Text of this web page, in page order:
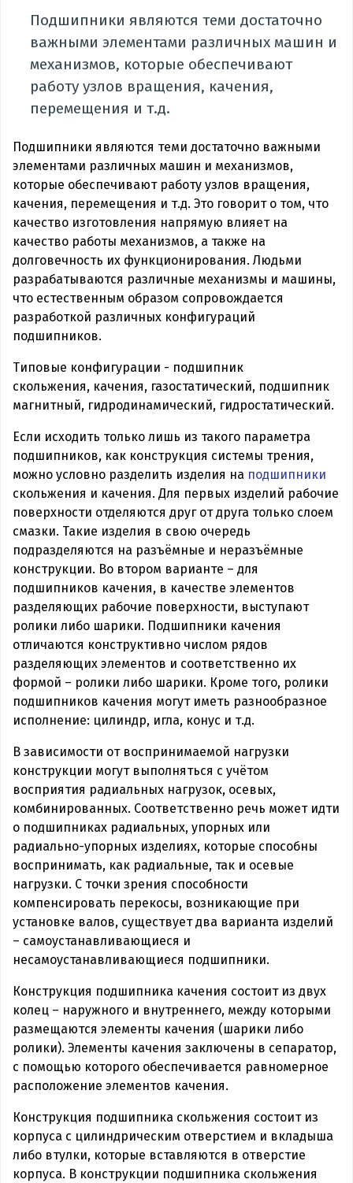
Подшипники являются теми достаточно
важными элементами различных машин и
механизмов, которые обеспечивают
работу узлов вращения, качения,
перемещения и т.д.
Подшипники являются теми достаточно важными
элементами различных машин и механизмов,
которые обеспечивают работу узлов вращения,
качения, перемещения и т.д. Это говорит о том, что
качество изготовления напрямую влияет на
качество работы механизмов, а также на
долговечность их функционирования. Людьми
разрабатываются различные механизмы и машины,
что естественным образом сопровождается
разработкой различных конфигураций
подшипников.
Типовые конфигурации - подшипник
скольжения, качения, газостатический, подшипник
магнитный, гидродинамический, гидростатический.
Если исходить только лишь из такого параметра
подшипников, как конструкция системы трения,
можно условно разделить изделия на подшипники
скольжения и качения. Для первых изделий рабочие
поверхности отделяются друг от друга только слоем
смазки. Такие изделия в свою очередь
подразделяются на разъёмные и неразъёмные
конструкции. Во втором варианте – для
подшипников качения, в качестве элементов
разделяющих рабочие поверхности, выступают
ролики либо шарики. Подшипники качения
отличаются конструктивно числом рядов
разделяющих элементов и соответственно их
формой – ролики либо шарики. Кроме того, ролики
подшипников качения могут иметь разнообразное
исполнение: цилиндр, игла, конус и т.д.
В зависимости от воспринимаемой нагрузки
конструкции могут выполняться с учётом
восприятия радиальных нагрузок, осевых,
комбинированных. Соответственно речь может идти
о подшипниках радиальных, упорных или
радиально-упорных изделиях, которые способны
воспринимать, как радиальные, так и осевые
нагрузки. С точки зрения способности
компенсировать перекосы, возникающие при
установке валов, существует два варианта изделий
– самоустанавливающиеся и
несамоустанавливающиеся подшипники.
Конструкция подшипника качения состоит из двух
колец – наружного и внутреннего, между которыми
размещаются элементы качения (шарики либо
ролики). Элементы качения заключены в сепаратор,
с помощью которого обеспечивается равномерное
расположение элементов качения.
Конструкция подшипника скольжения состоит из
корпуса с цилиндрическим отверстием и вкладыша
либо втулки, которые вставляются в отверстие
корпуса. В конструкции подшипника скольжения